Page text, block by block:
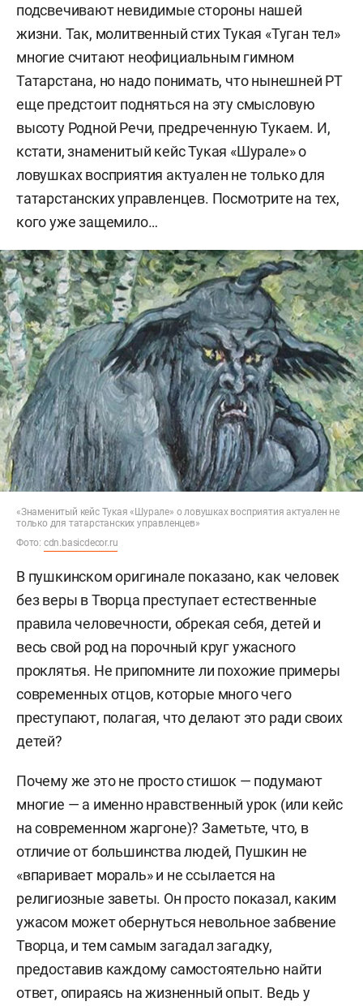
подсвечивают невидимые стороны нашей
жизни. Так, молитвенный стих Тукая «Туган тел»
многие считают неофициальным гимном
Татарстана, но надо понимать, что нынешней РТ
еще предстоит подняться на эту смысловую
высоту Родной Речи, предреченную Тукаем. И,
кстати, знаменитый кейс Тукая «Шурале» о
ловушках восприятия актуален не только для
татарстанских управленцев. Посмотрите на тех,
кого уже защемило…
«Знаменитый кейс Тукая «Шурале» о ловушках восприятия актуален не
только для татарстанских управленцев»
Фото: cdn.basicdecor.ru
В пушкинском оригинале показано, как человек
без веры в Творца преступает естественные
правила человечности, обрекая себя, детей и
весь свой род на порочный круг ужасного
проклятья. Не припомните ли похожие примеры
современных отцов, которые много чего
преступают, полагая, что делают это ради своих
детей?
Почему же это не просто стишок — подумают
многие — а именно нравственный урок (или кейс
на современном жаргоне)? Заметьте, что, в
отличие от большинства людей, Пушкин не
«впаривает мораль» и не ссылается на
религиозные заветы. Он просто показал, каким
ужасом может обернуться невольное забвение
Творца, и тем самым загадал загадку,
предоставив каждому самостоятельно найти
ответ, опираясь на жизненный опыт. Ведь у